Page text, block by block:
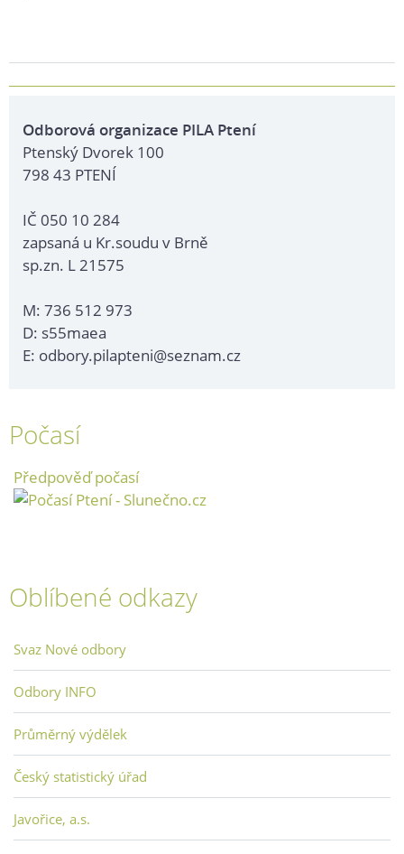
Odborová organizace PILA Ptení
Ptenský Dvorek 100
798 43 PTENÍ
IČ 050 10 284
zapsaná u Kr.soudu v Brně
sp.zn. L 21575
M: 736 512 973
D: s55maea
E: odbory.pilapteni@seznam.cz
Počasí
Předpověď počasí
Oblíbené odkazy
Svaz Nové odbory
Odbory INFO
Průměrný výdělek
Český statistický úřad
Javořice, a.s.